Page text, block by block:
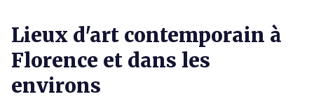
Lieux d'art contemporain à
Florence et dans les
environs